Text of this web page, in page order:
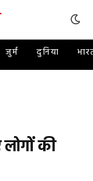
जुर्म दुनिया
की